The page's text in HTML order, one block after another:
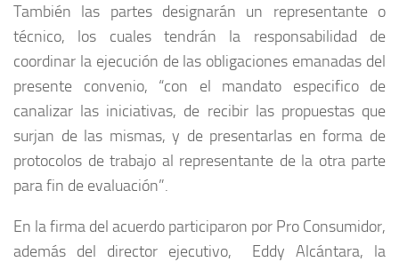
También las partes designarán un representante o
técnico, los cuales tendrán la responsabilidad de
coordinar la ejecución de las obligaciones emanadas del
presente convenio, “con el mandato especifico de
canalizar las iniciativas, de recibir las propuestas que
surjan de las mismas, y de presentarlas en forma de
protocolos de trabajo al representante de la otra parte
para fin de evaluación”.
En la firma del acuerdo participaron por Pro Consumidor,
además del director ejecutivo, Eddy Alcántara, la